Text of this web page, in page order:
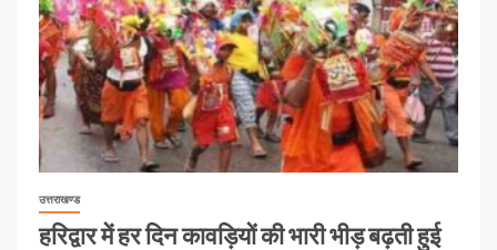
उत्तराखण्ड
हरिद्वार में हर दिन कावड़ियों की भारी भीड़ बढ़ती हुई